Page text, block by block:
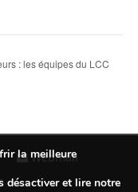
: les équipes du LCC
Webmail
la meilleure
désactiver et lire notre